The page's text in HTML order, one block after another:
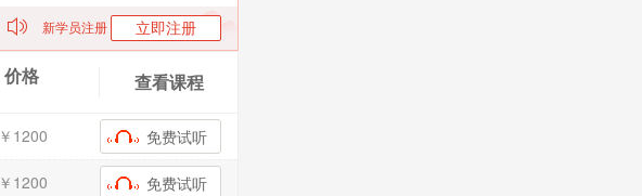
新学员注册 立即注册
价格 查看课程
￥1200 免费试听
￥1200 免费试听